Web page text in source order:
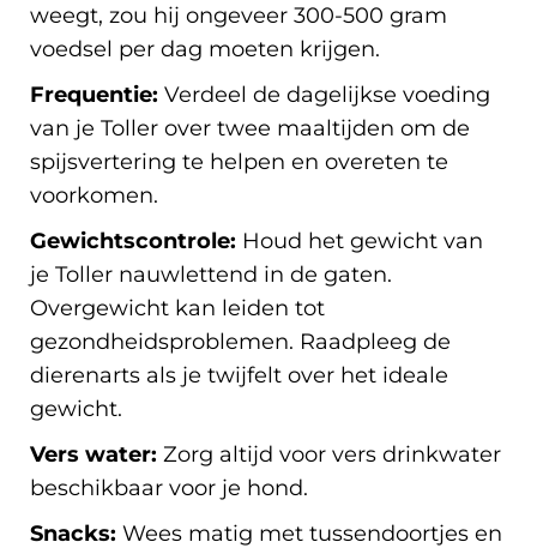
weegt, zou hij ongeveer 300-500 gram
voedsel per dag moeten krijgen.
Frequentie: Verdeel de dagelijkse voeding
van je Toller over twee maaltijden om de
spijsvertering te helpen en overeten te
voorkomen.
Gewichtscontrole: Houd het gewicht van
je Toller nauwlettend in de gaten.
Overgewicht kan leiden tot
gezondheidsproblemen. Raadpleeg de
dierenarts als je twijfelt over het ideale
gewicht.
Vers water: Zorg altijd voor vers drinkwater
beschikbaar voor je hond.
Snacks: Wees matig met tussendoortjes en